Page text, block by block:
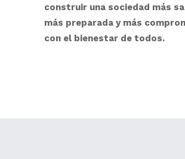
construir una sociedad más
más preparada y más
con el bienestar de todos.